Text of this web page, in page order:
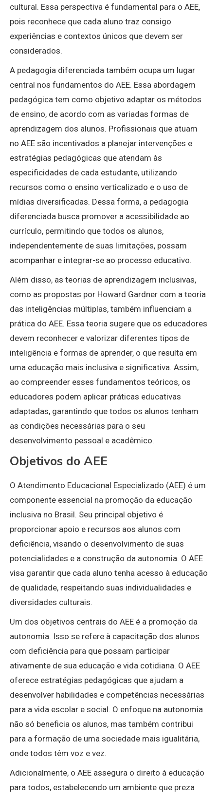
cultural. Essa perspectiva é fundamental para o AEE,
pois reconhece que cada aluno traz consigo
experiências e contextos únicos que devem ser
considerados.
A pedagogia diferenciada também ocupa um lugar
central nos fundamentos do AEE. Essa abordagem
pedagógica tem como objetivo adaptar os métodos
de ensino, de acordo com as variadas formas de
aprendizagem dos alunos. Profissionais que atuam
no AEE são incentivados a planejar intervenções e
estratégias pedagógicas que atendam às
especificidades de cada estudante, utilizando
recursos como o ensino verticalizado e o uso de
mídias diversificadas. Dessa forma, a pedagogia
diferenciada busca promover a acessibilidade ao
currículo, permitindo que todos os alunos,
independentemente de suas limitações, possam
acompanhar e integrar-se ao processo educativo.
Além disso, as teorias de aprendizagem inclusivas,
como as propostas por Howard Gardner com a teoria
das inteligências múltiplas, também influenciam a
prática do AEE. Essa teoria sugere que os educadores
devem reconhecer e valorizar diferentes tipos de
inteligência e formas de aprender, o que resulta em
uma educação mais inclusiva e significativa. Assim,
ao compreender esses fundamentos teóricos, os
educadores podem aplicar práticas educativas
adaptadas, garantindo que todos os alunos tenham
as condições necessárias para o seu
desenvolvimento pessoal e acadêmico.
Objetivos do AEE
O Atendimento Educacional Especializado (AEE) é um
componente essencial na promoção da educação
inclusiva no Brasil. Seu principal objetivo é
proporcionar apoio e recursos aos alunos com
deficiência, visando o desenvolvimento de suas
potencialidades e a construção da autonomia. O AEE
visa garantir que cada aluno tenha acesso à educação
de qualidade, respeitando suas individualidades e
diversidades culturais.
Um dos objetivos centrais do AEE é a promoção da
autonomia. Isso se refere à capacitação dos alunos
com deficiência para que possam participar
ativamente de sua educação e vida cotidiana. O AEE
oferece estratégias pedagógicas que ajudam a
desenvolver habilidades e competências necessárias
para a vida escolar e social. O enfoque na autonomia
não só beneficia os alunos, mas também contribui
para a formação de uma sociedade mais igualitária,
onde todos têm voz e vez.
Adicionalmente, o AEE assegura o direito à educação
para todos, estabelecendo um ambiente que preza